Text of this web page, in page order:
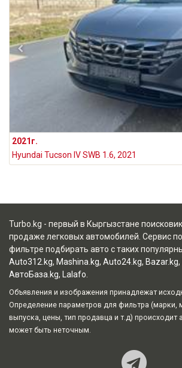
2021г.
Hyundai Tucson IV SWB 1.6, 2021
Turbo.kg - первый в Кыргызстане
продаже легковых автомобилей. Сервис
фильтре подбирать авто с таких
Auto312.kg, Mashina.kg, Auto24.kg, Bazar.kg,
АвтоБаза.kg, Lalafo
Объявления и изображения принадлежат
Определение параметров для фильтра (марки,
выпуска, цены, тип продавца и т.д) происходит
может быть неточным.